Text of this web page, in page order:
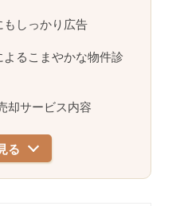
しっかり広告
るこまやかな物件診
却サービス内容
る